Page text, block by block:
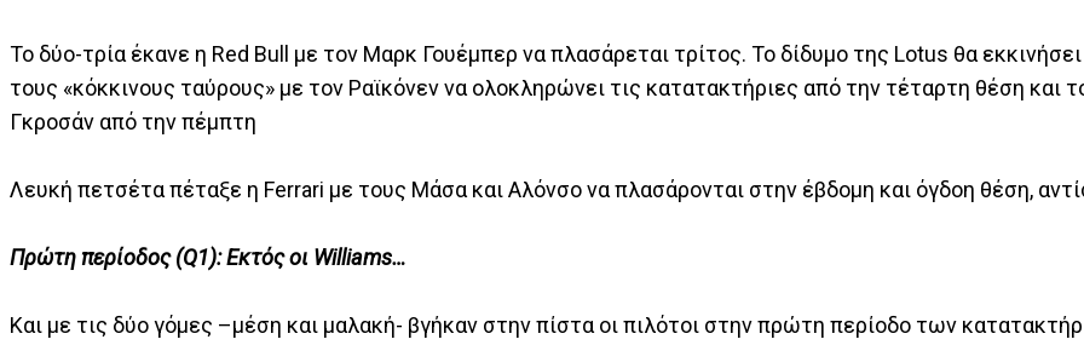
Το δύο-τρία έκανε η Red Bull με τον Μαρκ Γουέμπερ να πλασάρεται τρίτος. Το δίδυμο της Lotus θα
τους «κόκκινους ταύρους» με τον Ραϊκόνεν να ολοκληρώνει τις κατατακτήριες από την τέταρτη θέση και
Γκροσάν από την πέμπτη
Λευκή πετσέτα πέταξε η Ferrari με τους Μάσα και Αλόνσο να πλασάρονται στην έβδομη και όγδοη θέση,
Πρώτη περίοδος (Q1): Εκτός οι Williams…
Και με τις δύο γόμες –μέση και μαλακή- βγήκαν στην πίστα οι πιλότοι στην πρώτη περίοδο των